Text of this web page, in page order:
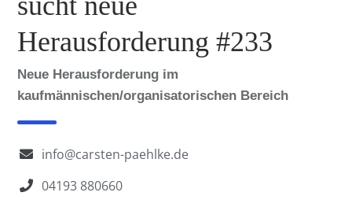
Herausforderung #233
Neue Herausforderung im
kaufmännischen/organisatorischen Bereich
info@carsten-paehlke.de
04193 880660